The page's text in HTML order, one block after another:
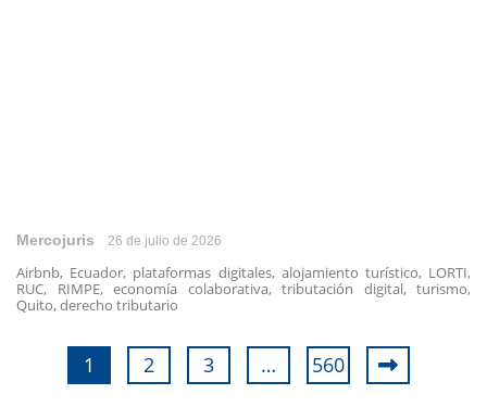
Mercojuris 26 de julio de 2026
Airbnb, Ecuador, plataformas digitales, alojamiento turístico, LORTI,
RUC, RIMPE, economía colaborativa, tributación digital, turismo,
Quito, derecho tributario
1 2 3 … 560